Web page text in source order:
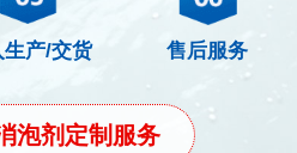
生产/交货 售后服务
泡剂定制服务